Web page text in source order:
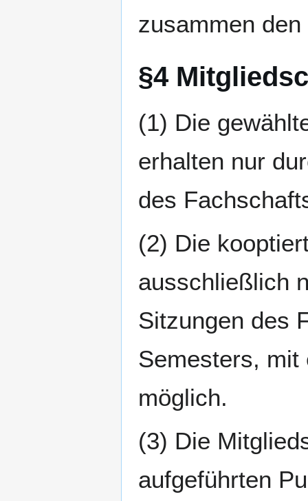
zusammen
§4
(1) Die
erhalten nur
des
(2) Die
ausschließlich
Sitzungen des
Semesters, mit
möglich.
(3) Die
aufgeführten